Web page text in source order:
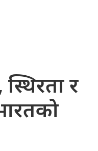
र